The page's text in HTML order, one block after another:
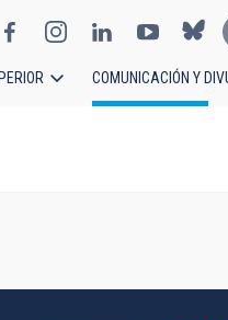
COMUNICACIÓN Y